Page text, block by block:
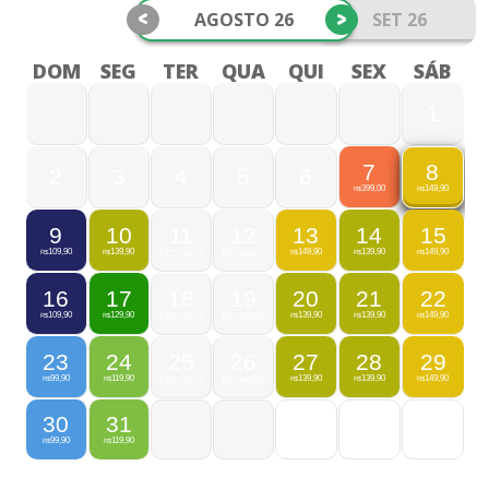
AGOSTO 26 SET 26
< >
DOM SEG TER QUA QUI SEX SÁB
7
R$399,00
8
R$149,90
9
R$109,90
10
R$139,90
13
R$149,90
14
R$139,90
15
R$149,90
16
R$109,90
17
R$129,90
20
R$139,90
21
R$139,90
22
R$149,90
23
R$99,90
24
R$119,90
27
R$139,90
28
R$139,90
29
R$149,90
30
R$99,90
31
R$119,90